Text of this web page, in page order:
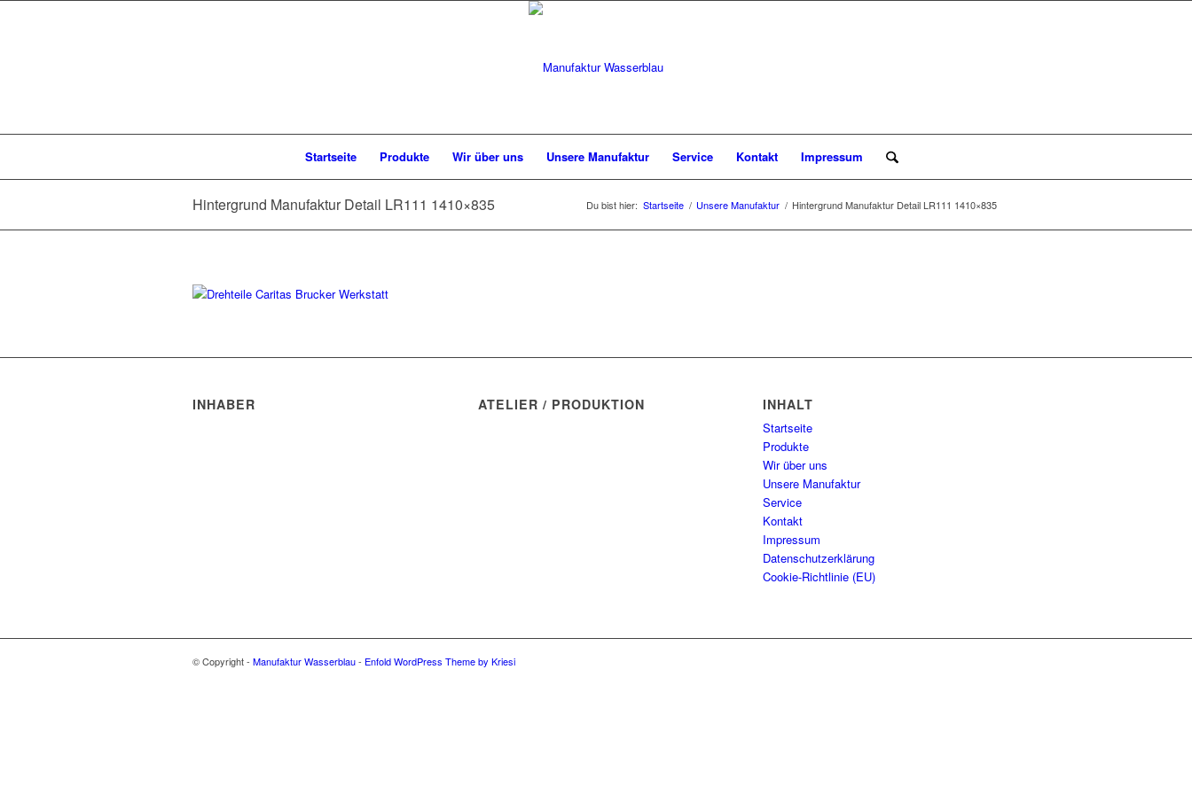
Startseite Produkte Wir über uns Unsere Manufaktur Service Kontakt Impressum
Hintergrund Manufaktur Detail LR111 1410×835 Du bist hier: Startseite / Unsere Manufaktur / Hintergrund Manufaktur Detail LR111 1410×835
INHABER ATELIER / PRODUKTION INHALT
Startseite
Produkte
Wir über uns
Unsere Manufaktur
Service
Kontakt
Impressum
Datenschutzerklärung
Cookie-Richtlinie (EU)
© Copyright - Manufaktur Wasserblau- Enfold WordPress Theme by Kriesi